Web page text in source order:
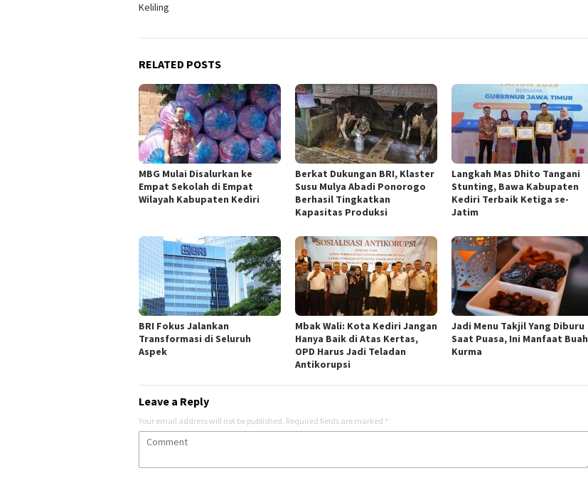
Keliling
RELATED POSTS
MBG Mulai Disalurkan ke
Empat Sekolah di Empat
Wilayah Kabupaten Kediri
Berkat Dukungan BRI, Klaster
Susu Mulya Abadi Ponorogo
Berhasil Tingkatkan
Kapasitas Produksi
Langkah Mas Dhito Tangani
Stunting, Bawa Kabupaten
Kediri Terbaik Ketiga se-
Jatim
BRI Fokus Jalankan
Transformasi di Seluruh
Aspek
Mbak Wali: Kota Kediri Jangan
Hanya Baik di Atas Kertas,
OPD Harus Jadi Teladan
Antikorupsi
Jadi Menu Takjil Yang Diburu
Saat Puasa, Ini Manfaat Buah
Kurma
Leave a Reply
Your email address will not be published. Required fields are marked *